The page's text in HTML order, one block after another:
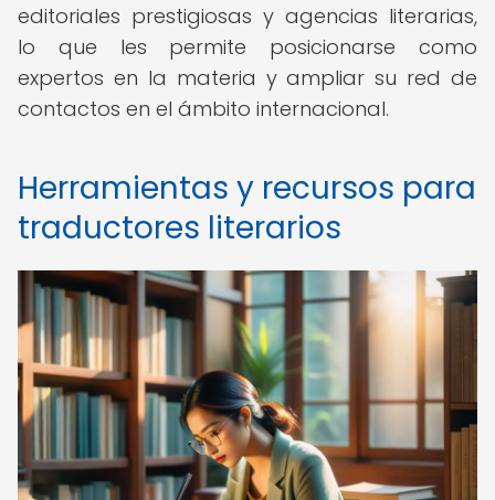
editoriales prestigiosas y agencias literarias,
lo que les permite posicionarse como
expertos en la materia y ampliar su red de
contactos en el ámbito internacional.
Herramientas y recursos para
traductores literarios